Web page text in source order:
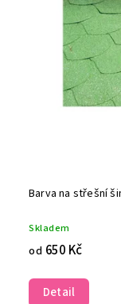
Barva na střešní
Skladem
od 650 Kč
Detail